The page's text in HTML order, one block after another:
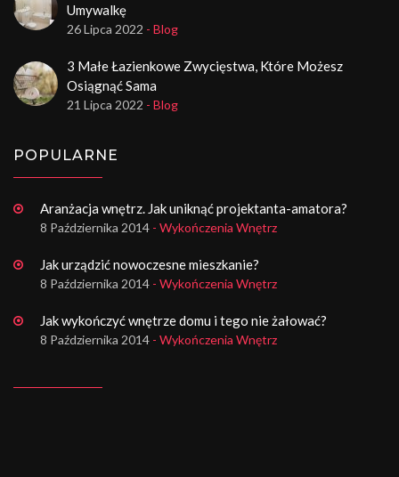
Umywalkę
26 Lipca 2022 - Blog
3 Małe Łazienkowe Zwycięstwa, Które Możesz
Osiągnąć Sama
21 Lipca 2022 - Blog
POPULARNE
Aranżacja wnętrz. Jak uniknąć projektanta-amatora?
8 Października 2014 - Wykończenia Wnętrz
Jak urządzić nowoczesne mieszkanie?
8 Października 2014 - Wykończenia Wnętrz
Jak wykończyć wnętrze domu i tego nie żałować?
8 Października 2014 - Wykończenia Wnętrz